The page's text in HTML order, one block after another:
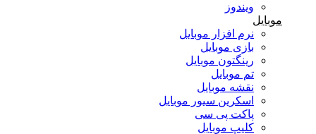
ویندوز
موبایل
نرم افزار موبایل
بازی موبایل
رینگتون موبایل
تم موبایل
نقشه موبایل
اسکرین سیور موبایل
پاکت پی سی
کلیپ موبایل